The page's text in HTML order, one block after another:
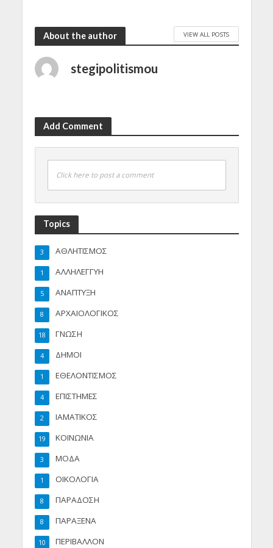
About the author VIEW ALL POSTS
stegipolitismou
Add Comment
Click here to post a comment
Topics
ΑΘΛΗΤΙΣΜΟΣ
3
ΑΛΛΗΛΕΓΓΥΗ
1
ΑΝΑΠΤΥΞΗ
5
ΑΡΧΑΙΟΛΟΓΙΚΟΣ
8
ΓΝΩΣΗ
18
ΔΗΜΟΙ
4
ΕΘΕΛΟΝΤΙΣΜΟΣ
1
ΕΠΙΣΤΗΜΕΣ
4
ΙΑΜΑΤΙΚΟΣ
2
ΚΟΙΝΩΝΙΑ
19
ΜΟΔΑ
3
ΟΙΚΟΛΟΓΙΑ
1
ΠΑΡΑΔΟΣΗ
8
ΠΑΡΑΞΕΝΑ
8
ΠΕΡΙΒΑΛΛΟΝ
10